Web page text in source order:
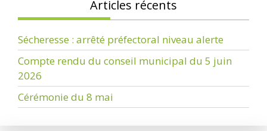
Articles récents
Sécheresse : arrêté préfectoral niveau alerte
Compte rendu du conseil municipal du 5 juin
2026
Cérémonie du 8 mai